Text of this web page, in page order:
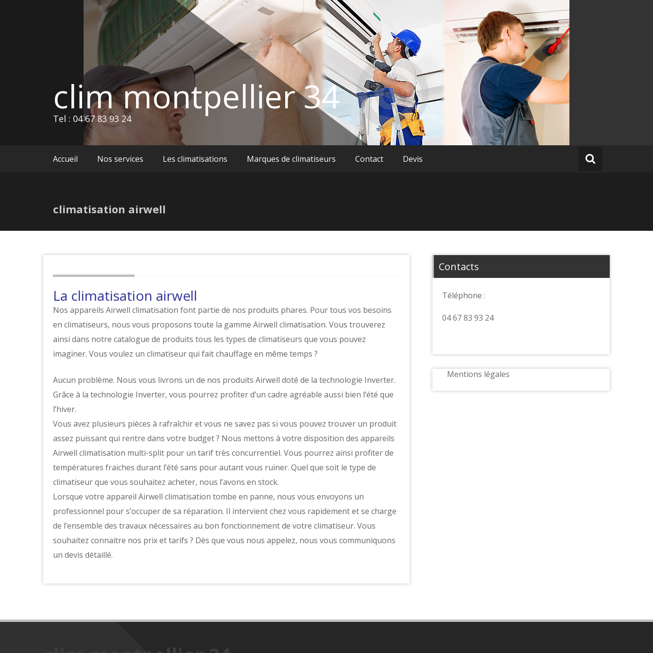
clim montpellier 34
Tel : 04 67 83 93 24
Accueil Nos services Les climatisations Marques de climatiseurs Contact Devis
climatisation airwell
La climatisation airwell
Nos appareils Airwell climatisation font partie de nos produits phares. Pour tous vos besoins
en climatiseurs, nous vous proposons toute la gamme Airwell climatisation. Vous trouverez
ainsi dans notre catalogue de produits tous les types de climatiseurs que vous pouvez
imaginer. Vous voulez un climatiseur qui fait chauffage en même temps ?
Aucun problème. Nous vous livrons un de nos produits Airwell doté de la technologie Inverter.
Grâce à la technologie Inverter, vous pourrez profiter d’un cadre agréable aussi bien l’été que
l’hiver.
Vous avez plusieurs pièces à rafraîchir et vous ne savez pas si vous pouvez trouver un produit
assez puissant qui rentre dans votre budget ? Nous mettons à votre disposition des appareils
Airwell climatisation multi-split pour un tarif très concurrentiel. Vous pourrez ainsi profiter de
températures fraiches durant l’été sans pour autant vous ruiner. Quel que soit le type de
climatiseur que vous souhaitez acheter, nous l’avons en stock.
Lorsque votre appareil Airwell climatisation tombe en panne, nous vous envoyons un
professionnel pour s’occuper de sa réparation. Il intervient chez vous rapidement et se charge
de l’ensemble des travaux nécessaires au bon fonctionnement de votre climatiseur. Vous
souhaitez connaitre nos prix et tarifs ? Dès que vous nous appelez, nous vous communiquons
un devis détaillé.
Contacts
Téléphone :
04 67 83 93 24
Mentions légales